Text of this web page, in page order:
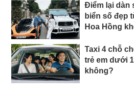
Điểm lại dàn
biển số đẹp
Hoa Hồng
Taxi 4 chỗ
trẻ em dưới
không?